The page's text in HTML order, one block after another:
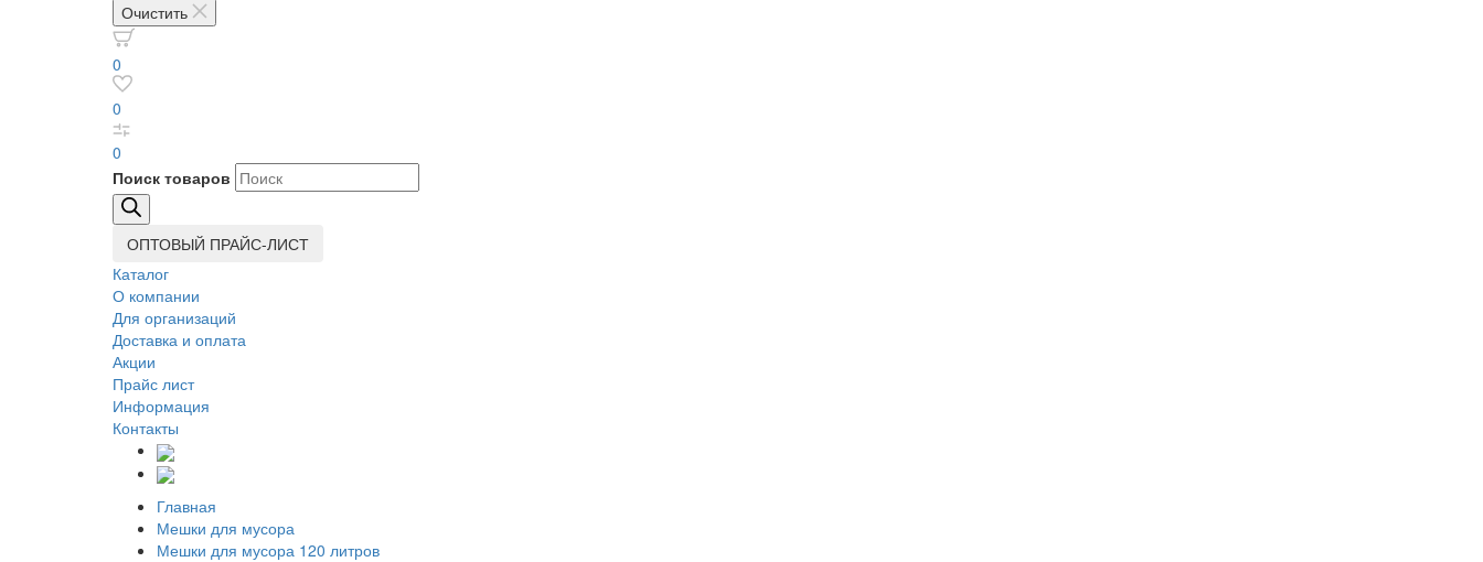
Очистить
0
0
0
Поиск товаров
ОПТОВЫЙ ПРАЙС-ЛИСТ
Каталог
О компании
Для организаций
Доставка и оплата
Акции
Прайс лист
Информация
Контакты
Главная
Мешки для мусора
Мешки для мусора 120 литров